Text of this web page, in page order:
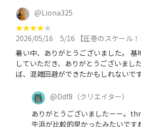
@Liona325
★★★★★
2026/05/16
5/16 【圧巻のスケール！日本の🇺🇸基地に行こう】横田
暑い中、ありがとうございました。 基
していただき、ありがとうございまし
ば、混雑回避ができたかもしれないです
@Ddf8 （クリエイター）
ありがとうございましたーー。
牛浜が比較的早かったみたいです